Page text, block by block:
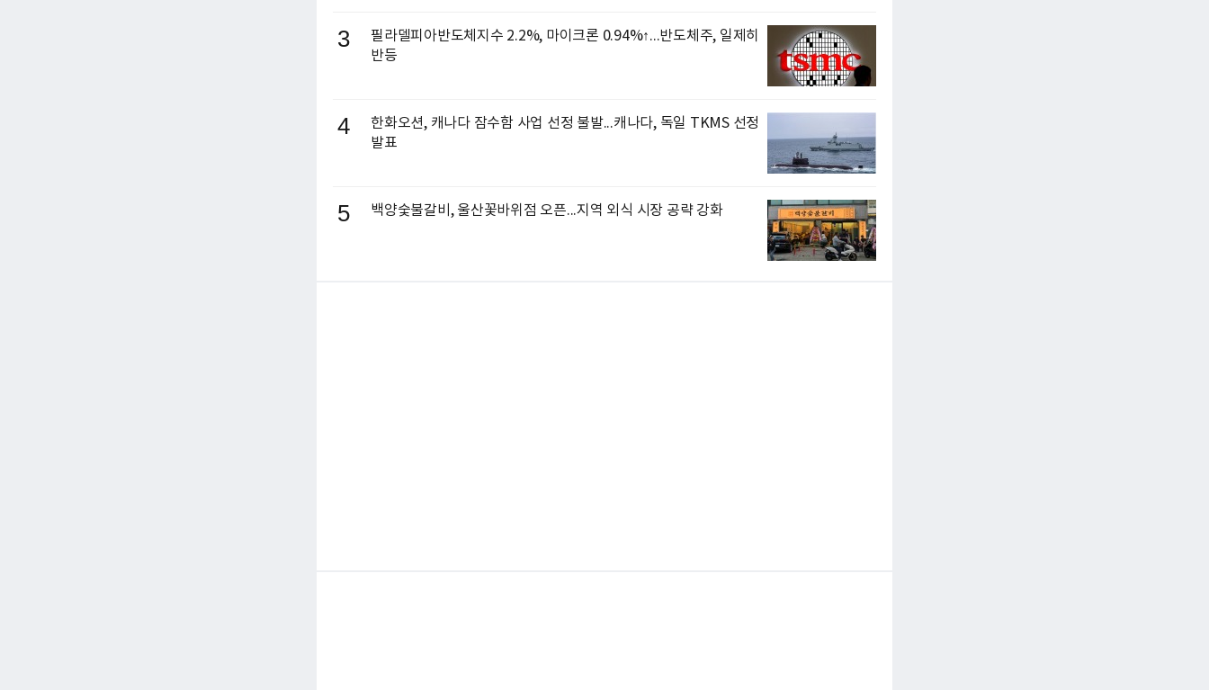
3
필라델피아반도체지수 2.2%, 마이크론 0.94%↑...반도체주, 일제히
반등
4
한화오션, 캐나다 잠수함 사업 선정 불발...캐나다, 독일 TKMS 선정
발표
5 백양숯불갈비, 울산꽃바위점 오픈...지역 외식 시장 공략 강화